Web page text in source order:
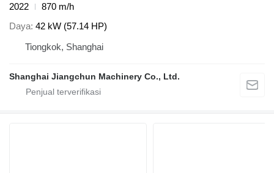
2022
870 m/h
Daya 42 kW (57.14 HP)
Tiongkok, Shanghai
Shanghai Jiangchun Machinery Co., Ltd.